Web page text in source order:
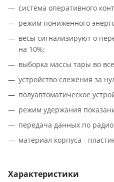
система оперативного
режим пониженного
весы сигнализируют о
на 10%;
выборка массы тары во
устройство слежения за
полуавтоматическое
режим удержания
передача данных по
материал корпуса -
Характеристики